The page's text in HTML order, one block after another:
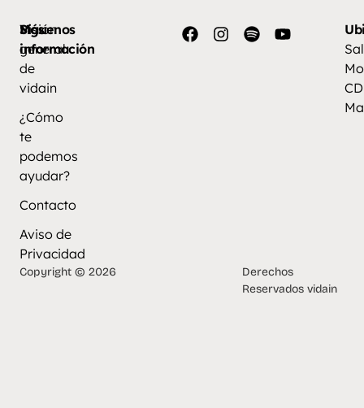
Más
información
Visión
general
de
vidain
¿Cómo
te
podemos
ayudar?
Contacto
Aviso de
Privacidad
Síguenos
Copyright © 2026
Derechos
Reservados vidain